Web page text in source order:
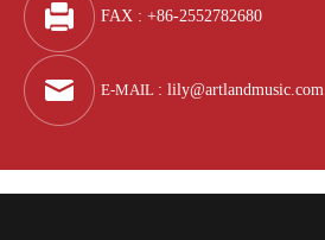
FAX : +86-2552782680
E-MAIL : lily@artlandmusic.com